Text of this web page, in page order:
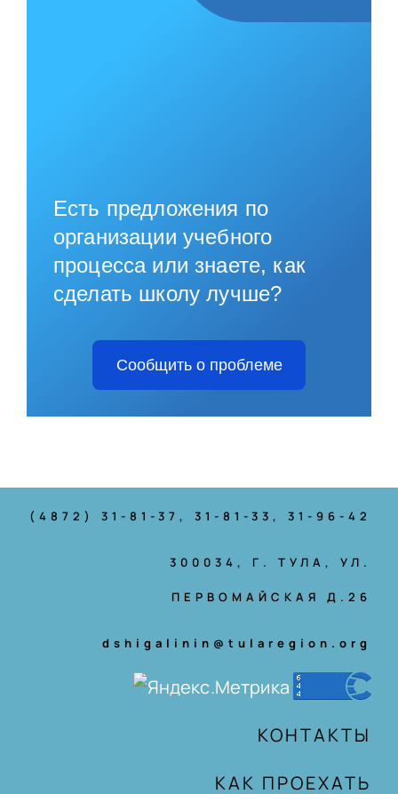
Есть предложения по
организации учебного
процесса или знаете, как
сделать школу лучше?
Сообщить о проблеме
(4872) 31-81-37, 31-81-33, 31-96-42
300034, Г. ТУЛА, УЛ.
ПЕРВОМАЙСКАЯ Д.26
dshigalinin@tularegion.org
КОНТАКТЫ
КАК ПРОЕХАТЬ